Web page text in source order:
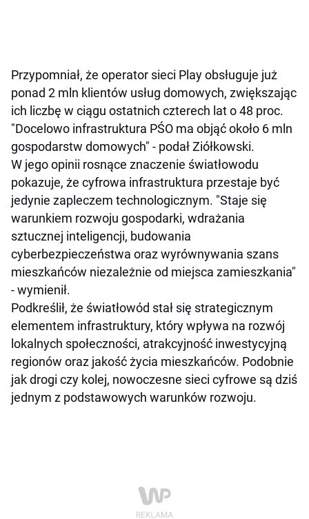
Przypomniał, że operator sieci Play obsługuje już
ponad 2 mln klientów usług domowych, zwiększając
ich liczbę w ciągu ostatnich czterech lat o 48 proc.
"Docelowo infrastruktura PŚO ma objąć około 6 mln
gospodarstw domowych" - podał Ziółkowski.
W jego opinii rosnące znaczenie światłowodu
pokazuje, że cyfrowa infrastruktura przestaje być
jedynie zapleczem technologicznym. "Staje się
warunkiem rozwoju gospodarki, wdrażania
sztucznej inteligencji, budowania
cyberbezpieczeństwa oraz wyrównywania szans
mieszkańców niezależnie od miejsca zamieszkania"
- wymienił.
Podkreślił, że światłowód stał się strategicznym
elementem infrastruktury, który wpływa na rozwój
lokalnych społeczności, atrakcyjność inwestycyjną
regionów oraz jakość życia mieszkańców. Podobnie
jak drogi czy kolej, nowoczesne sieci cyfrowe są dziś
jednym z podstawowych warunków rozwoju.